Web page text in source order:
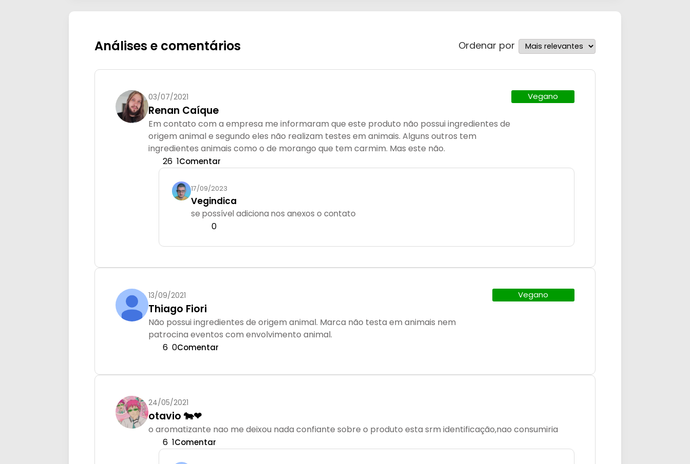
Análises e comentários Ordenar por
03/07/2021
Renan Caíque
Em contato com a empresa me informaram que este produto não possui ingredientes de
origem animal e segundo eles não realizam testes em animais. Alguns outros tem
ingredientes animais como o de morango que tem carmim. Mas este não.
Vegano
26 1Comentar
17/09/2023
Vegindica
se possível adiciona nos anexos o contato
0
13/09/2021
Thiago Fiori
Não possui ingredientes de origem animal. Marca não testa em animais nem
patrocina eventos com envolvimento animal.
Vegano
6 0Comentar
24/05/2021
otavio 🐄❤
o aromatizante nao me deixou nada confiante sobre o produto esta srm identificação,nao consumiria
6 1Comentar